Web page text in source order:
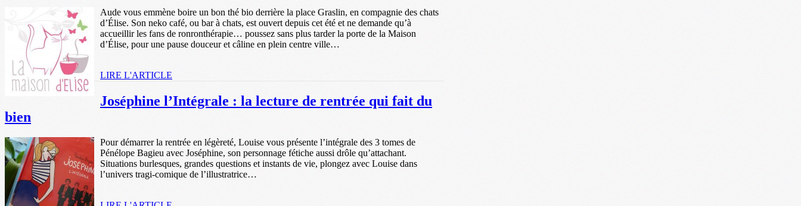
Aude vous emmène boire un bon thé bio derrière la place Graslin, en compagnie des chats
d’Élise. Son neko café, ou bar à chats, est ouvert depuis cet été et ne demande qu’à
accueillir les fans de ronronthérapie… poussez sans plus tarder la porte de la Maison
d’Élise, pour une pause douceur et câline en plein centre ville…
LIRE L'ARTICLE
Joséphine l’Intégrale : la lecture de rentrée qui fait du
bien
Pour démarrer la rentrée en légèreté, Louise vous présente l’intégrale des 3 tomes de
Pénélope Bagieu avec Joséphine, son personnage fétiche aussi drôle qu’attachant.
Situations burlesques, grandes questions et instants de vie, plongez avec Louise dans
l’univers tragi-comique de l’illustratrice…